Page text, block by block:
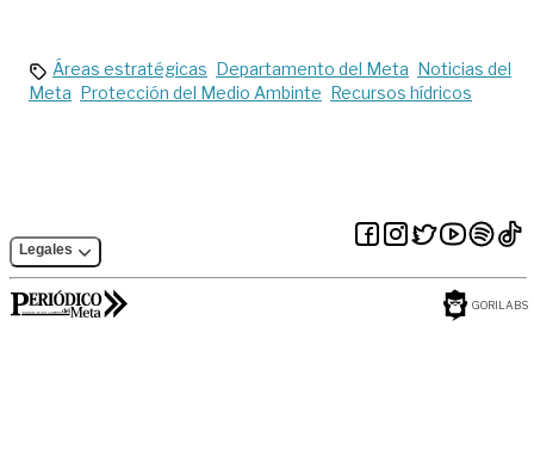
Áreas estratégicas Departamento del Meta Noticias del
Meta Protección del Medio Ambinte Recursos hídricos
Legales
GORILABS